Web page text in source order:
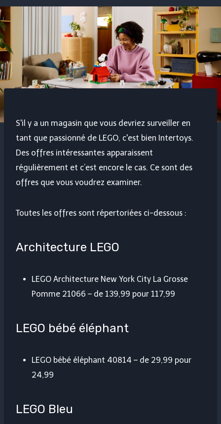
S'il y a un magasin que vous devriez surveiller en
tant que passionné de LEGO, c'est bien Intertoys.
Des offres intéressantes apparaissent
régulièrement et c’est encore le cas. Ce sont des
offres que vous voudrez examiner.
Toutes les offres sont répertoriées ci-dessous :
Architecture LEGO
LEGO Architecture New York City La Grosse
Pomme 21066 – de 139,99 pour 117,99
LEGO bébé éléphant
LEGO bébé éléphant 40814 – de 29,99 pour
24,99
LEGO Bleu